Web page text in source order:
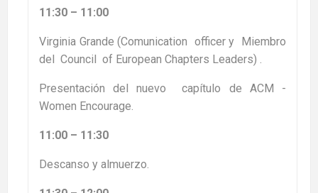
11:30 – 11:00
Virginia Grande (Comunication officer y Miembro
del Council of European Chapters Leaders) .
Presentación del nuevo capítulo de ACM -
Women Encourage.
11:00 – 11:30
Descanso y almuerzo.